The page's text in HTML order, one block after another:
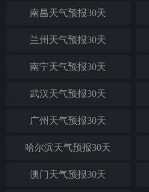
南昌天气预报30天
兰州天气预报30天
南宁天气预报30天
武汉天气预报30天
广州天气预报30天
哈尔滨天气预报30天
澳门天气预报30天